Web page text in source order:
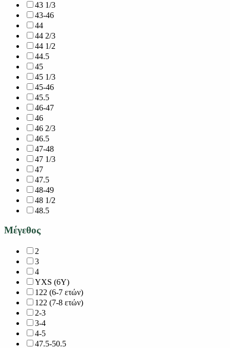
43 1/3
43-46
44
44 2/3
44 1/2
44.5
45
45 1/3
45-46
45.5
46-47
46
46 2/3
46.5
47-48
47 1/3
47
47.5
48-49
48 1/2
48.5
Μέγεθος
2
3
4
YXS (6Y)
122 (6-7 ετών)
122 (7-8 ετών)
2-3
3-4
4-5
47.5-50.5